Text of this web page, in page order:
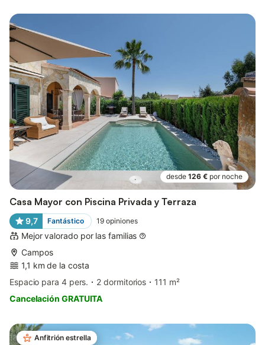
desde 126 € por noche
Casa Mayor con Piscina Privada y Terraza
9,7 Fantástico 19 opiniones
Mejor valorado por las familias
Campos
1,1 km de la costa
Espacio para 4 pers.
2 dormitorios
111 m²
Cancelación GRATUITA
Anfitrión estrella